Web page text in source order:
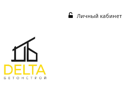
Личный кабинет